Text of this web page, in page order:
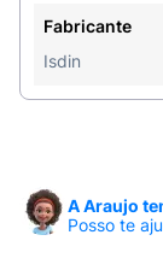
Fabricante
Isdin
A Araujo
Posso te